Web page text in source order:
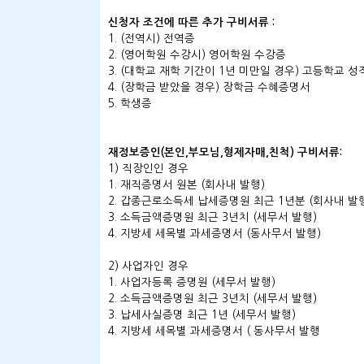
신청자 조건에 따른 추가 구비서류 :
1. (전역시) 전역증
2. (영어학원 수강시) 영어학원 수강증
3. (대학교 재학 기간이 1년 미만일 경우) 고등학교 성
4. (장학금 받았을 경우) 장학금 수혜증명서
5. 학생증
재정보증인(본인,부모님,형제자매,친척) 구비서류:
1) 직장인인 경우
1. 재직증명서 원본 (회사내 발행)
2. 갑종근로소득세 납세증명원 최근 1년분 (회사내 발
3. 소득금액증명원 최근 3년치 (세무서 발행)
4. 지방세 세목별 과세증명서 (동사무서 발행)
2) 사업자인 경우
1. 사업자등록 증명원 (세무서 발행)
2. 소득금액증명원 최근 3년치 (세무서 발행)
3. 납세사실증명 최근 1년 (세무서 발행)
4. 지방세 세목별 과세증명서 ( 동사무서 발행